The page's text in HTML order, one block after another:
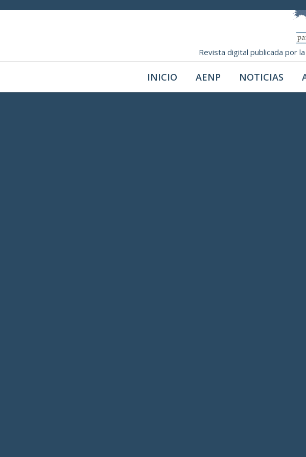
Revista digital publicada por
INICIO AENP NOTICIAS